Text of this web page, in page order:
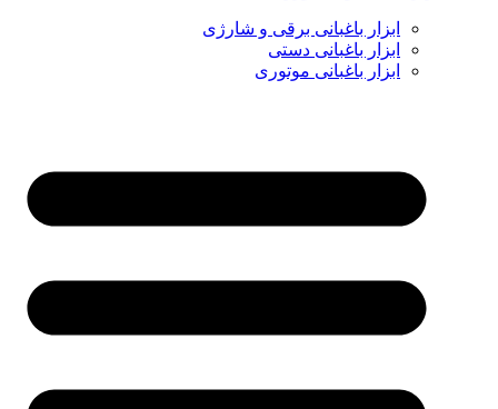
ابزار باغبانی برقی و شارژی
ابزار باغبانی دستی
ابزار باغبانی موتوری